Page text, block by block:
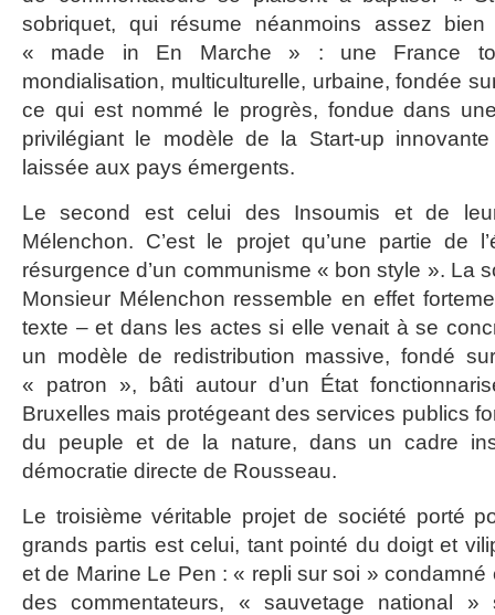
sobriquet, qui résume néanmoins assez
« made in En Marche » : une France
mondialisation, multiculturelle, urbaine, fondée
ce qui est nommé le progrès, fondue dans
privilégiant le modèle de la Start-up
laissée aux pays émergents.
Le second est celui des Insoumis et de
Mélenchon. C’est le projet qu’une partie de
résurgence d’un communisme « bon style ». La
Monsieur Mélenchon ressemble en effet
texte – et dans les actes si elle venait à se
un modèle de redistribution massive, fondé
« patron », bâti autour d’un État
Bruxelles mais protégeant des services publics
du peuple et de la nature, dans un cadre
démocratie directe de Rousseau.
Le troisième véritable projet de société porté
grands partis est celui, tant pointé du doigt et
et de Marine Le Pen : « repli sur soi »
des commentateurs, « sauvetage national